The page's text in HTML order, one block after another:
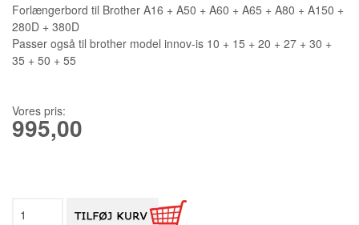
Forlængerbord til Brother A16 + A50 + A60 + A65 + A80 + A150 +
280D + 380D
Passer også til brother model innov-is 10 + 15 + 20 + 27 + 30 +
35 + 50 + 55
Vores pris:
995,00